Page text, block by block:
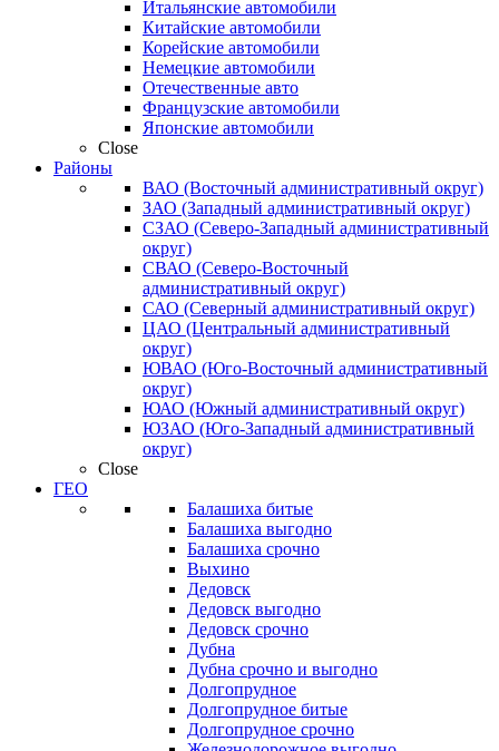
Итальянские автомобили
Китайские автомобили
Корейские автомобили
Немецкие автомобили
Отечественные авто
Французские автомобили
Японские автомобили
Close
Районы
ВАО (Восточный административный округ)
ЗАО (Западный административный округ)
СЗАО (Северо-Западный административный
округ)
СВАО (Северо-Восточный
административный округ)
САО (Северный административный округ)
ЦАО (Центральный административный
округ)
ЮВАО (Юго-Восточный административный
округ)
ЮАО (Южный административный округ)
ЮЗАО (Юго-Западный административный
округ)
Close
ГЕО
Балашиха битые
Балашиха выгодно
Балашиха срочно
Выхино
Дедовск
Дедовск выгодно
Дедовск срочно
Дубна
Дубна срочно и выгодно
Долгопрудное
Долгопрудное битые
Долгопрудное срочно